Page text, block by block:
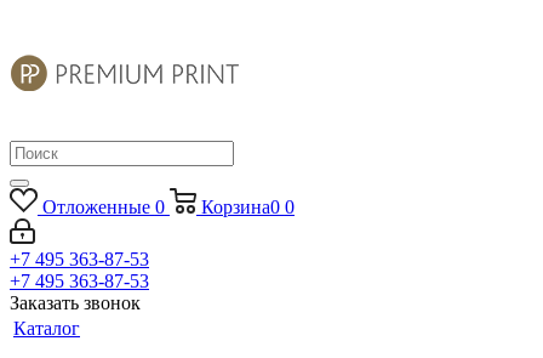
Отложенные 0 Корзина0 0
+7 495 363-87-53
+7 495 363-87-53
Заказать звонок
Каталог